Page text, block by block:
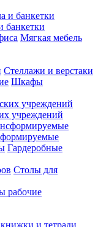
банкетки
Мягкая мебель
Стеллажи и верстаки
Шкафы
учреждений
Гардеробные
Столы для
рабочие